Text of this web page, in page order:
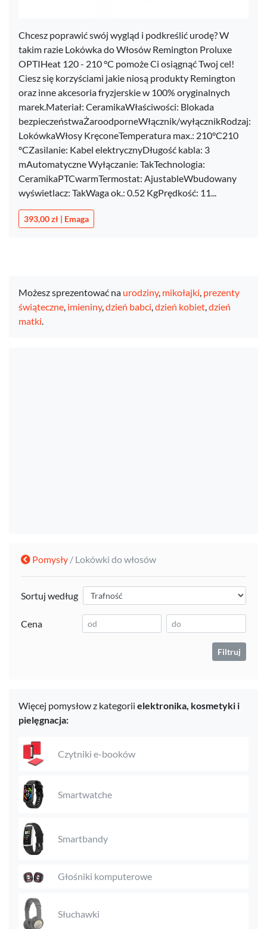
Chcesz poprawić swój wygląd i podkreślić urodę? W
takim razie Lokówka do Włosów Remington Proluxe
OPTIHeat 120 - 210 °C pomoże Ci osiągnąć Twoj cel!
Ciesz się korzyściami jakie niosą produkty Remington
oraz inne akcesoria fryzjerskie w 100% oryginalnych
marek.Materiał: CeramikaWłaściwości: Blokada
bezpieczeństwaŻaroodporneWłącznik/wyłącznikRodzaj:
LokówkaWłosy KręconeTemperatura max.: 210°C210
ºCZasilanie: Kabel elektrycznyDługość kabla: 3
mAutomatyczne Wyłączanie: TakTechnologia:
CeramikaPTCwarmTermostat: AjustableWbudowany
wyświetlacz: TakWaga ok.: 0.52 KgPrędkość: 11...
393,00 zł | Emaga
Możesz sprezentować na urodziny, mikołajki, prezenty
świąteczne, imieniny,dzień babci,dzień kobiet,dzień
matki.
Pomysły / Lokówki do włosów
Sortuj według
Cena
Filtruj
Więcej pomysłow z kategorii elektronika, kosmetyki i
pielęgnacja:
Czytniki e-booków
Smartwatche
Smartbandy
Głośniki komputerowe
Słuchawki